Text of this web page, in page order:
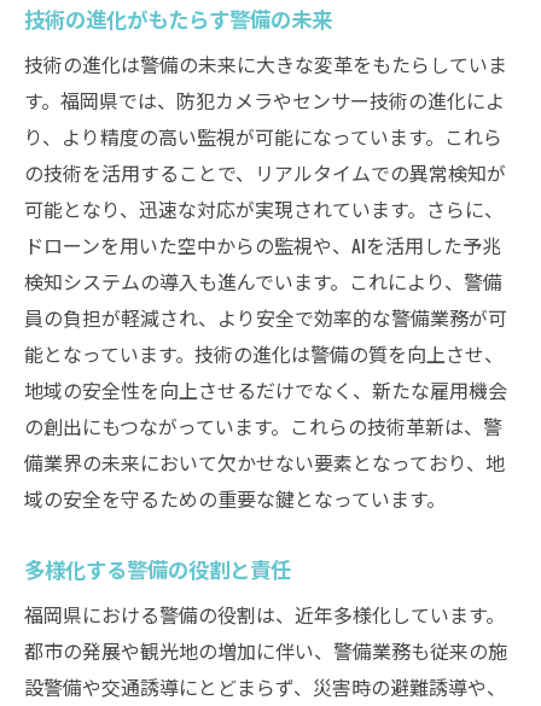
商業施設における警備の役割強化
テクノロジーと警備の融合による安全性向
上
福岡県の商業施設で求められる警備スキル
消費者の安心を支える警備の重要性
商業施設警備の現場から見る課題と対応策
福岡の商業施設で進化する警備体制
警備の未来を見据えた福岡県の新たな取り組み
未来志向の警備体制構築への道
AIとビッグデータを活用した警備の展望
地域全体で取り組む安全確保の施策
福岡県の警備業界が目指す目標とビジョン
持続可能な警備システムの構築
地域の安全を支える警備の仕事福岡の現状と未
来
現代社会における警備の重要性
技術の進化がもたらす警備の未来
技術の進化は警備の未来に大きな変革をもたらしていま
す。福岡県では、防犯カメラやセンサー技術の進化によ
り、より精度の高い監視が可能になっています。これら
の技術を活用することで、リアルタイムでの異常検知が
可能となり、迅速な対応が実現されています。さらに、
ドローンを用いた空中からの監視や、AIを活用した予兆
検知システムの導入も進んでいます。これにより、警備
員の負担が軽減され、より安全で効率的な警備業務が可
能となっています。技術の進化は警備の質を向上させ、
地域の安全性を向上させるだけでなく、新たな雇用機会
の創出にもつながっています。これらの技術革新は、警
備業界の未来において欠かせない要素となっており、地
域の安全を守るための重要な鍵となっています。
多様化する警備の役割と責任
福岡県における警備の役割は、近年多様化しています。
都市の発展や観光地の増加に伴い、警備業務も従来の施
設警備や交通誘導にとどまらず、災害時の避難誘導や、